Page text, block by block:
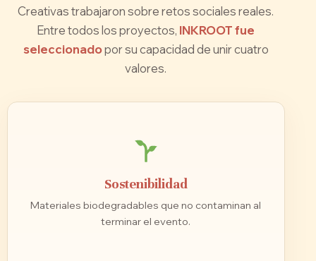
Creativas trabajaron sobre retos sociales reales.
Entre todos los proyectos, INKROOT fue
seleccionadopor su capacidad de unir cuatro
valores.
Sostenibilidad
Materiales biodegradables que no contaminan al
terminar el evento.